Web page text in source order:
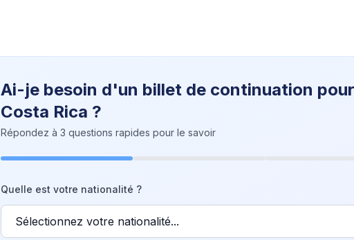
Ai-je besoin d'un billet de continuation
Costa Rica ?
Répondez à 3 questions rapides pour le savoir
Quelle est votre nationalité ?